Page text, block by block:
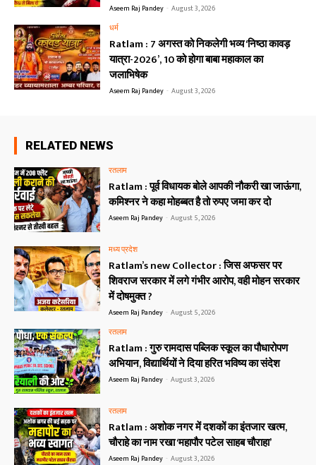
Aseem Raj Pandey - August 3, 2026
धर्म
Ratlam : 7 अगस्त को निकलेगी भव्य ‘निष्ठा कावड़
यात्रा-2026’, 10 को होगा बाबा महाकाल का
जलाभिषेक
Aseem Raj Pandey - August 3, 2026
RELATED NEWS
रतलाम
Ratlam : पूर्व विधायक बोले आपकी नौकरी खा जाऊंगा,
कमिश्नर ने कहा मोहब्बत है तो रुपए जमा कर दो
Aseem Raj Pandey - August 5, 2026
मध्य प्रदेश
Ratlam’s new Collector : जिस अफसर पर
शिवराज सरकार में लगे गंभीर आरोप, वही मोहन सरकार
में दोषमुक्त ?
Aseem Raj Pandey - August 5, 2026
रतलाम
Ratlam : गुरु रामदास पब्लिक स्कूल का पौधारोपण
अभियान, विद्यार्थियों ने दिया हरित भविष्य का संदेश
Aseem Raj Pandey - August 3, 2026
रतलाम
Ratlam : अशोक नगर में दशकों का इंतजार खत्म,
चौराहे का नाम रखा ‘महापौर पटेल साहब चौराहा’
Aseem Raj Pandey - August 3, 2026